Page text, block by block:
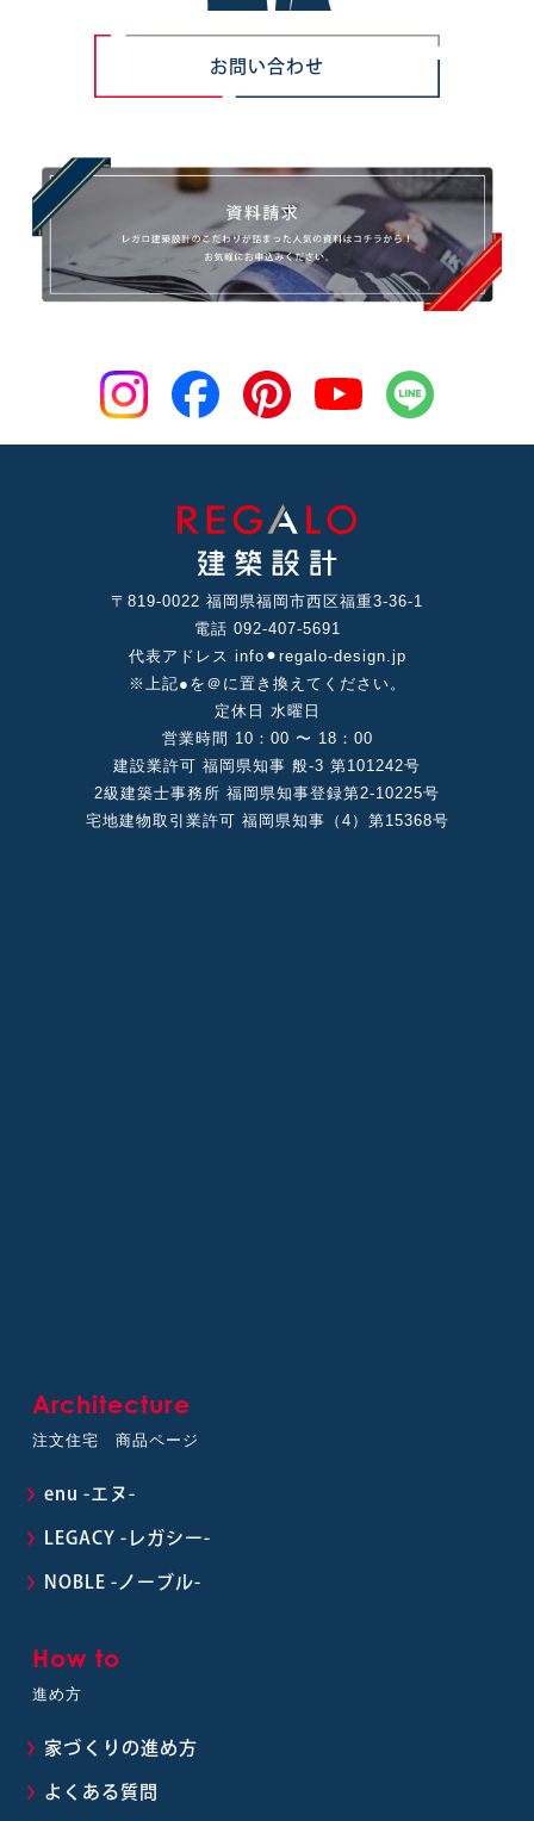
お問い合わせ
〒819-0022 福岡県福岡市⻄区福重3-36-1
電話 092-407-5691
代表アドレス info⚫︎regalo-design.jp
※上記●を＠に置き換えてください。
定休⽇ ⽔曜⽇
営業時間 10：00 〜 18：00
建設業許可 福岡県知事 般-3 第101242号
2級建築⼠事務所 福岡県知事登録第2-10225号
宅地建物取引業許可 福岡県知事（4）第15368号
Architecture
注文住宅 商品ページ
enu -エヌ-
LEGACY -レガシー-
NOBLE -ノーブル-
How to
進め方
家づくりの進め方
よくある質問